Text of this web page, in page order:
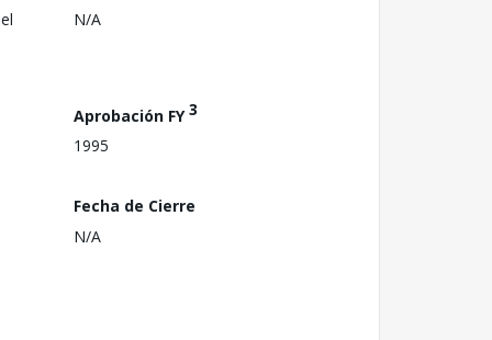
N/A
Aprobación FY3
1995
Fecha de Cierre
N/A